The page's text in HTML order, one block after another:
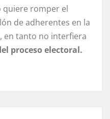
quiere romper el
de adherentes en la
en tanto no interfiera
proceso electoral.